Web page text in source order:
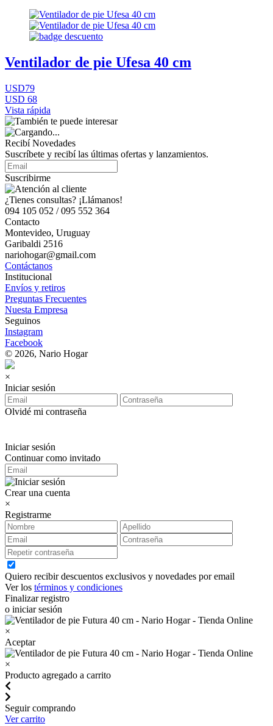
Ventilador de pie Ufesa 40 cm
USD79
USD 68
Vista rápida
Recibí Novedades
Suscríbete y recibí las últimas ofertas y lanzamientos.
Suscribirme
¿Tienes consultas? ¡Llámanos!
094 105 052 / 095 552 364
Contacto
Montevideo, Uruguay
Garibaldi 2516
nariohogar@gmail.com
Contáctanos
Institucional
Envíos y retiros
Preguntas Frecuentes
Nuesta Empresa
Seguinos
Instagram
Facebook
© 2026, Nario Hogar
×
Iniciar sesión
Olvidé mi contraseña
Iniciar sesión
Continuar como invitado
Crear una cuenta
×
Registrarme
Quiero recibir descuentos exclusivos y novedades por email
Ver los términos y condiciones
Finalizar registro
o iniciar sesión
×
Aceptar
×
Producto agregado a carrito
Seguir comprando
Ver carrito